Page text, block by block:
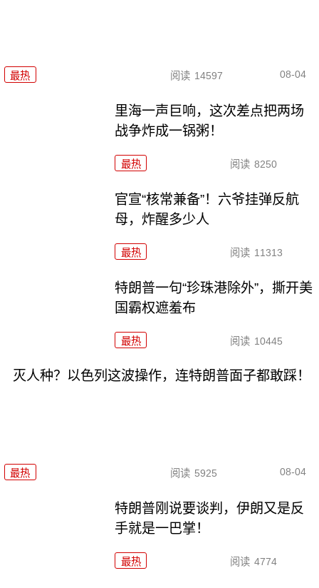
最热 阅读 14597 08-04
里海一声巨响，这次差点把两场
战争炸成一锅粥！
最热 阅读 8250
官宣“核常兼备”！六爷挂弹反航
母，炸醒多少人
最热 阅读 11313
特朗普一句“珍珠港除外”，撕开美
国霸权遮羞布
最热 阅读 10445
灭人种？以色列这波操作，连特朗普面子都敢踩！
最热 阅读 5925 08-04
特朗普刚说要谈判，伊朗又是反
手就是一巴掌！
最热 阅读 4774